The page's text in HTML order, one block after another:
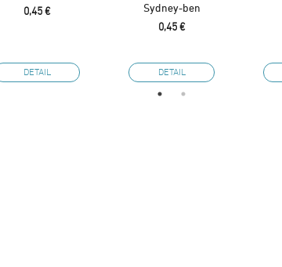
0,45 €
DETAIL
Sydney-ben
0,45 €
DETAIL